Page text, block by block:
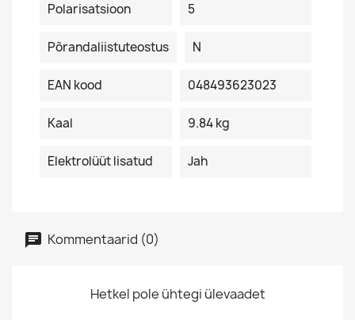
Polarisatsioon 5
Põrandaliistuteostus N
EAN kood 048493623023
Kaal 9.84 kg
Elektrolüüt lisatud Jah
Kommentaarid (0)
Hetkel pole ühtegi ülevaadet